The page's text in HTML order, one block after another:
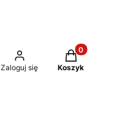
Zaloguj się
Produkty w
Koszyk